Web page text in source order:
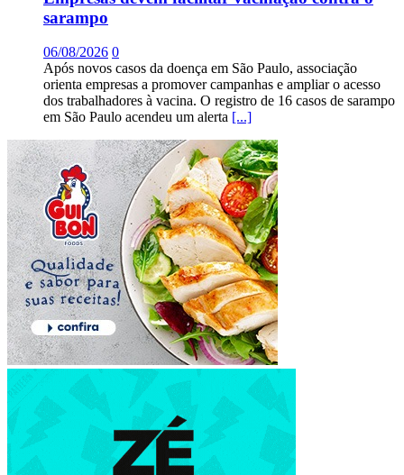
sarampo
06/08/2026 0
Após novos casos da doença em São Paulo, associação
orienta empresas a promover campanhas e ampliar o acesso
dos trabalhadores à vacina. O registro de 16 casos de sarampo
em São Paulo acendeu um alerta [...]